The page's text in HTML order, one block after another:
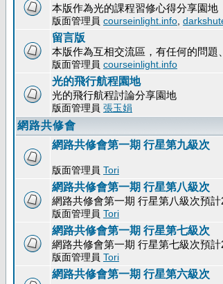
本版作為光的課程習修心得分享園地
版面管理員 courseinlight.info
留言版
本版作為互相交流區，有任何的問題
版面管理員 courseinlight.info
光的飛行航程園地
光的飛行航程討論分享園地
版面管理員 張玉娟
網路共修會
網路共修會第一期 行星第九級次
版面管理員 Tori
網路共修會第一期 行星第八級次
網路共修會第一期 行星第八級次預
版面管理員 Tori
網路共修會第一期 行星第七級次
網路共修會第一期 行星第七級次預
版面管理員 Tori
網路共修會第一期 行星第六級次